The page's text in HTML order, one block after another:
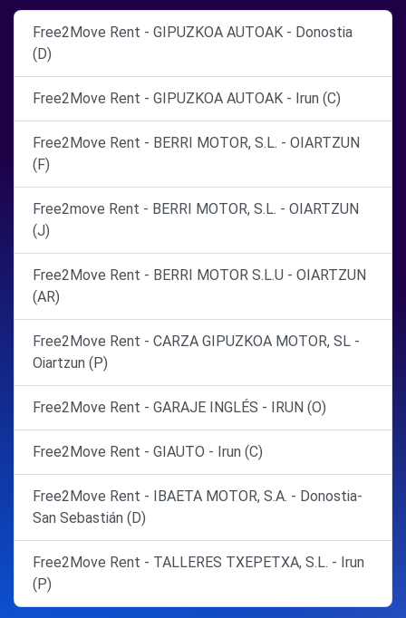
Free2Move Rent - GIPUZKOA AUTOAK - Donostia
(D)
Free2Move Rent - GIPUZKOA AUTOAK - Irun (C)
Free2Move Rent - BERRI MOTOR, S.L. - OIARTZUN
(F)
Free2move Rent - BERRI MOTOR, S.L. - OIARTZUN
(J)
Free2Move Rent - BERRI MOTOR S.L.U - OIARTZUN
(AR)
Free2Move Rent - CARZA GIPUZKOA MOTOR, SL -
Oiartzun (P)
Free2Move Rent - GARAJE INGLÉS - IRUN (O)
Free2Move Rent - GIAUTO - Irun (C)
Free2Move Rent - IBAETA MOTOR, S.A. - Donostia-
San Sebastián (D)
Free2Move Rent - TALLERES TXEPETXA, S.L. - Irun
(P)